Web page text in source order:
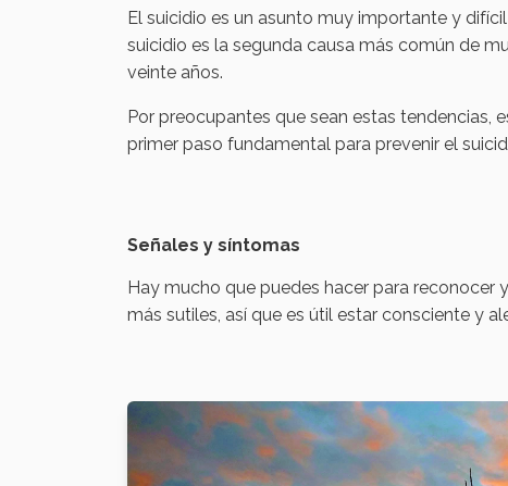
El suicidio es un asunto muy importante y
suicidio es la segunda causa más común de
veinte años.
Por preocupantes que sean estas tendencias,
primer paso fundamental para prevenir el
Señales y síntomas
Hay mucho que puedes hacer para reconocer
más sutiles, así que es útil estar consciente y